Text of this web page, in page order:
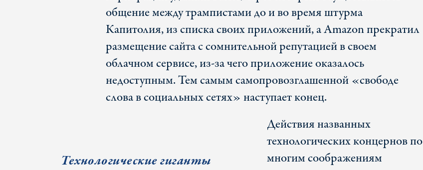
общение между трампистами до и во время штурма
Капитолия, из списка своих приложений, а Amazon прекратил
размещение сайта с сомнительной репутацией в своем
облачном сервисе, из-за чего приложение оказалось
недоступным. Тем самым самопровозглашенной «свободе
слова в социальных сетях» наступает конец.
Технологические гиганты
Действия названных
технологических концернов по
многим соображениям